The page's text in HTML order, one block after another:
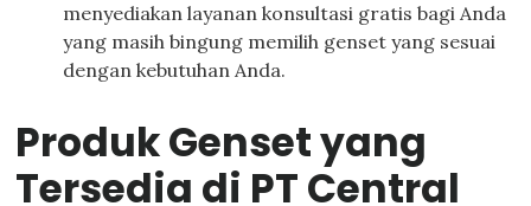
menyediakan layanan konsultasi gratis bagi Anda
yang masih bingung memilih genset yang sesuai
dengan kebutuhan Anda.
Produk Genset yang
Tersedia di PT Central